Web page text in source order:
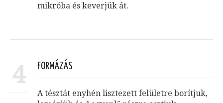
mikróba és keverjük át.
4 FORMÁZÁS
A tésztát enyhén lisztezett felületre borítjuk,